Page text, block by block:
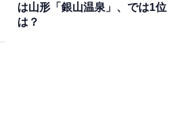
は山形「銀山温泉」、では1位
は？